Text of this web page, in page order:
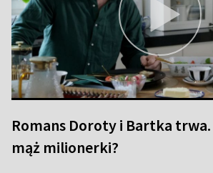
Romans Doroty i Bartka trwa.
mąż milionerki?